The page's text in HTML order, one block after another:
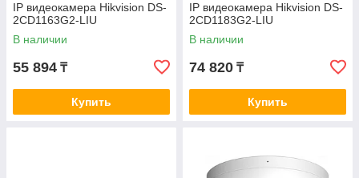
IP видеокамера Hikvision DS-
2CD1163G2-LIU
В наличии
55 894 ₸
Купить
IP видеокамера Hikvision DS-
2CD1183G2-LIU
В наличии
74 820 ₸
Купить